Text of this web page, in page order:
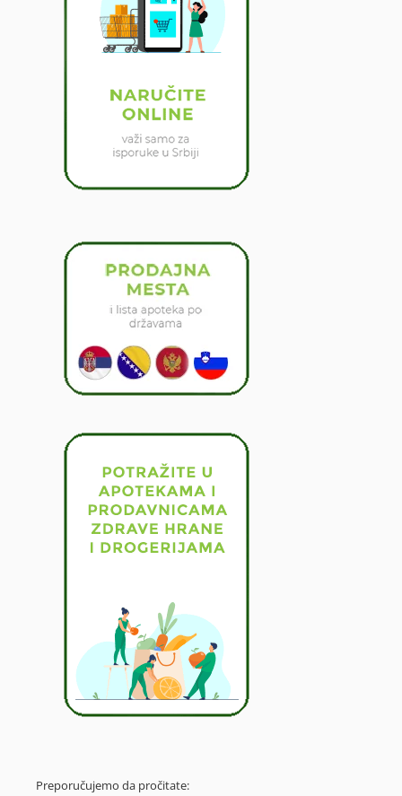
Preporučujemo da pročitate: